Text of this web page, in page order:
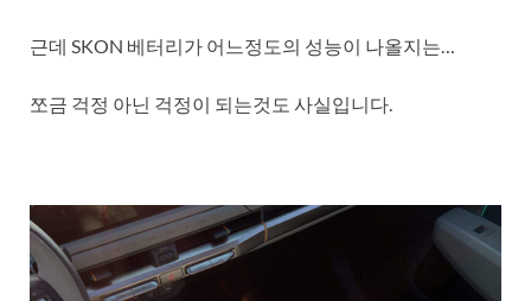
근데 SKON 베터리가 어느정도의 성능이 나올지는…
쪼금 걱정 아닌 걱정이 되는것도 사실입니다.